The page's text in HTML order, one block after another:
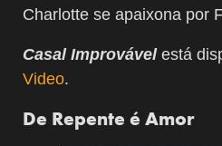
Charlotte se apaixona por
Casal Improvávelestá
Video.
De Repente é Amor